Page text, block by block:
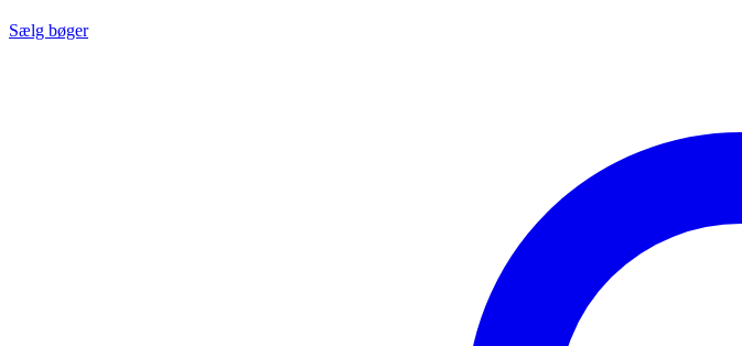
Sælg bøger